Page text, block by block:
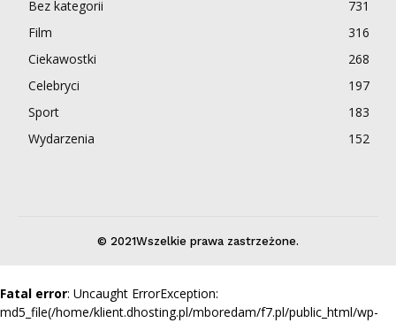
Bez kategorii
731
Film
316
Ciekawostki
268
Celebryci
197
Sport
183
Wydarzenia
152
© 2021Wszelkie prawa zastrzeżone.
Fatal error: Uncaught ErrorException:
md5_file(/home/klient.dhosting.pl/mboredam/f7.pl/public_html/wp-